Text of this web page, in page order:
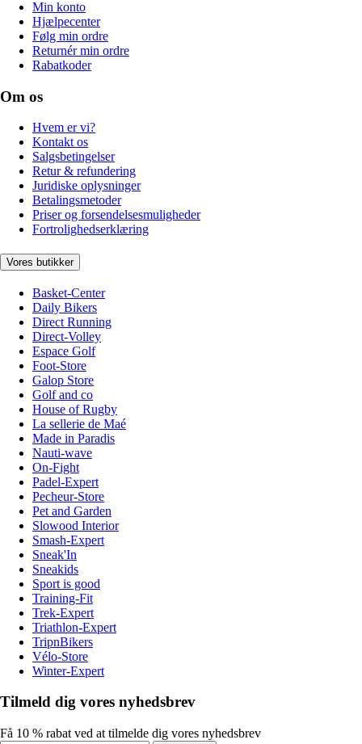
Min konto
Hjælpecenter
Følg min ordre
Returnér min ordre
Rabatkoder
Om os
Hvem er vi?
Kontakt os
Salgsbetingelser
Retur & refundering
Juridiske oplysninger
Betalingsmetoder
Priser og forsendelsesmuligheder
Fortrolighedserklæring
Vores butikker
Basket-Center
Daily Bikers
Direct Running
Direct-Volley
Espace Golf
Foot-Store
Galop Store
Golf and co
House of Rugby
La sellerie de Maé
Made in Paradis
Nauti-wave
On-Fight
Padel-Expert
Pecheur-Store
Pet and Garden
Slowood Interior
Smash-Expert
Sneak'In
Sneakids
Sport is good
Training-Fit
Trek-Expert
Triathlon-Expert
TripnBikers
Vélo-Store
Winter-Expert
Tilmeld dig vores nyhedsbrev
Få 10 % rabat ved at tilmelde dig vores nyhedsbrev